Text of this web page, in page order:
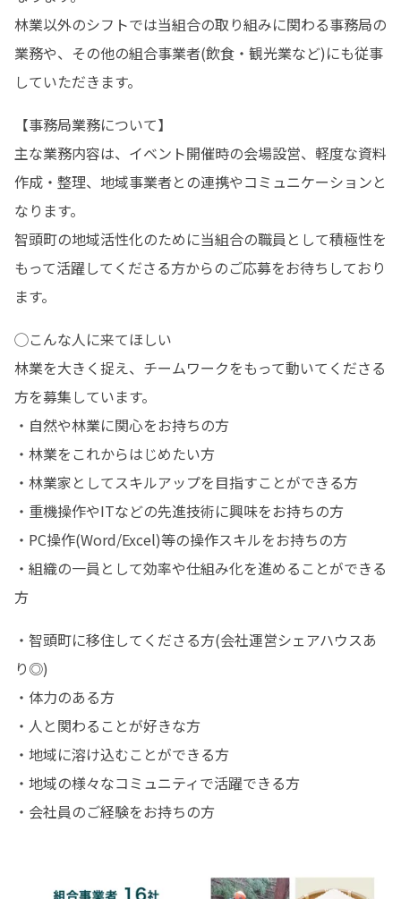
林業以外のシフトでは当組合の取り組みに関わる事務局の
業務や、その他の組合事業者(飲食・観光業など)にも従事
していただきます。
【事務局業務について】
主な業務内容は、イベント開催時の会場設営、軽度な資料
作成・整理、地域事業者との連携やコミュニケーションと
なります。
智頭町の地域活性化のために当組合の職員として積極性を
もって活躍してくださる方からのご応募をお待ちしており
ます。
◯こんな人に来てほしい
林業を大きく捉え、チームワークをもって動いてくださる
方を募集しています。
・自然や林業に関心をお持ちの方
・林業をこれからはじめたい方
・林業家としてスキルアップを目指すことができる方
・重機操作やITなどの先進技術に興味をお持ちの方
・PC操作(Word/Excel)等の操作スキルをお持ちの方
・組織の一員として効率や仕組み化を進めることができる
方
・智頭町に移住してくださる方(会社運営シェアハウスあ
り◎)
・体力のある方
・人と関わることが好きな方
・地域に溶け込むことができる方
・地域の様々なコミュニティで活躍できる方
・会社員のご経験をお持ちの方